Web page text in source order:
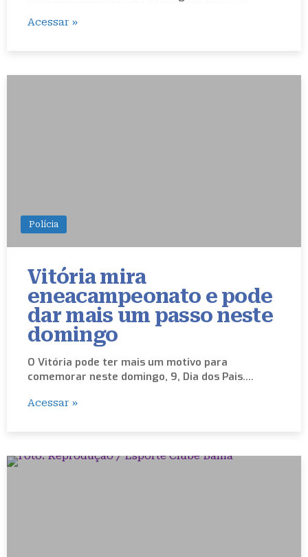
Acessar »
Polícia
Vitória mira
eneacampeonato e pode
dar mais um passo neste
domingo
O Vitória pode ter mais um motivo para
comemorar neste domingo, 9, Dia dos Pais.…
Acessar »